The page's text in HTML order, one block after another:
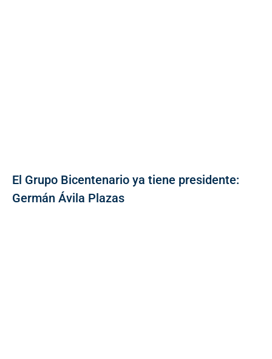
El Grupo Bicentenario ya tiene presidente:
Germán Ávila Plazas